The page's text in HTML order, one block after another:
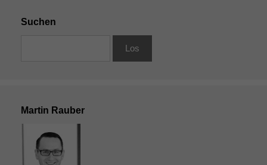
Suchen
Martin Rauber